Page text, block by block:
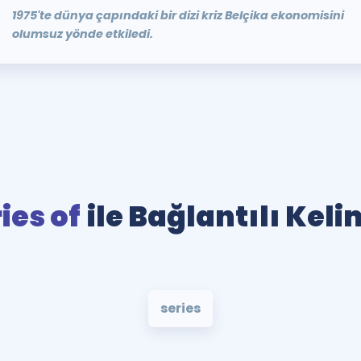
1975'te dünya çapındaki bir dizi kriz Belçika ekonomisini
olumsuz yönde etkiledi.
of ile Bağlantılı
series